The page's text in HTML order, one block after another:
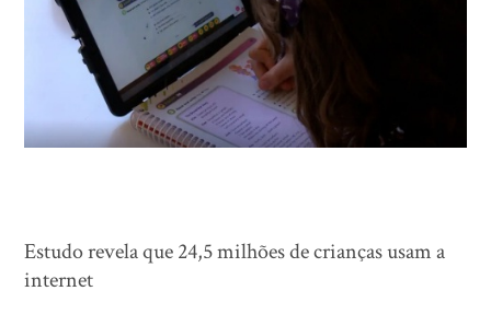
Estudo revela que 24,5 milhões de crianças usam a
internet